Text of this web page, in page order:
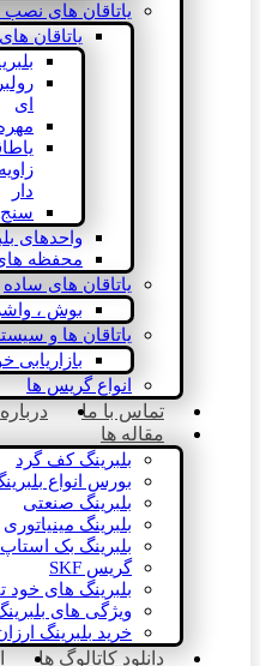
یاتاقان های
یاتاقان
ای
دار
سنج
واحدهای
محفظه های
یاتاقان های ساده
بوش ،
یاتاقان ها و
بازاریابی
انواع گریس ها
تماس با ما
مقاله ها
بلبرینگ کف گرد
بورس انواع
بلبرینگ صنعتی
بلبرینگ مینیاتوری
بلبرینگ بک استاپ
گریس SKF
بلبرینگ های خود
ویژگی های
خرید بلبرینگ
دانلود کاتالوگ ها